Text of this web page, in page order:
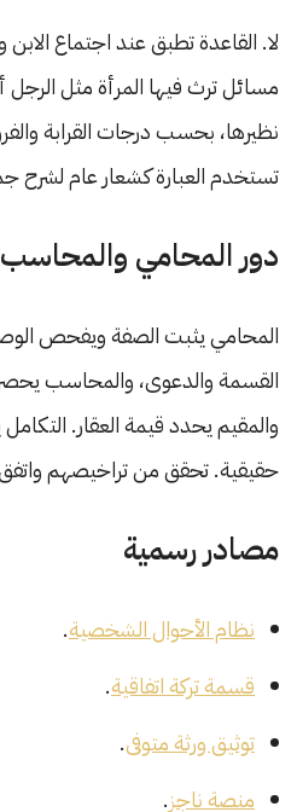
لا. القاعدة تطبق عند اجتماع
مسائل ترث فيها المرأة مثل الرجل
نظيرها، بحسب درجات القرابة
تستخدم العبارة كشعار عام لشرح
دور المحامي والمحاسب
المحامي يثبت الصفة ويفحص
القسمة والدعوى، والمحاسب
والمقيم يحدد قيمة العقار.
حقيقية. تحقق من تراخيصهم
مصادر رسمية
نظام الأحوال الشخصية.
قسمة تركة اتفاقية.
توثيق ورثة متوفى.
منصة ناجز.